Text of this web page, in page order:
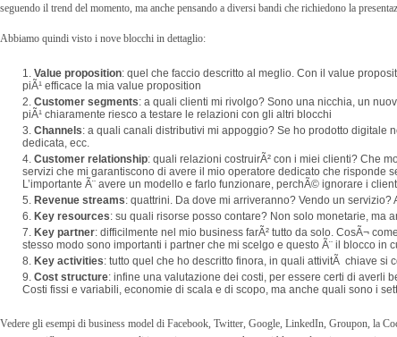
seguendo il trend del momento, ma anche pensando a diversi bandi che richiedono la
Abbiamo quindi visto i nove blocchi in dettaglio:
Value proposition: quel che faccio descritto al meglio. Con il value
piÃ¹ efficace la mia value proposition
Customer segments: a quali clienti mi rivolgo? Sono una nicchia, un
piÃ¹ chiaramente riesco a testare le relazioni con gli altri blocchi
Channels: a quali canali distributivi mi appoggio? Se ho prodotto digitale
dedicata, ecc.
Customer relationship: quali relazioni costruirÃ² con i miei clienti? Che
servizi che mi garantiscono di avere il mio operatore dedicato che risponde
L’importante Ã¨ avere un modello e farlo funzionare, perchÃ© ignorare i
Revenue streams: quattrini. Da dove mi arriveranno? Vendo un
Key resources: su quali risorse posso contare? Non solo monetarie, ma
Key partner: difficilmente nel mio business farÃ² tutto da solo. CosÃ¬
stesso modo sono importanti i partner che mi scelgo e questo Ã¨ il blocco in
Key activities: tutto quel che ho descritto finora, in quali attivitÃ chiave si
Cost structure: infine una valutazione dei costi, per essere certi di averli
Costi fissi e variabili, economie di scala e di scopo, ma anche quali sono i
Vedere gli esempi di business model di Facebook, Twitter, Google, LinkedIn, Groupon, la